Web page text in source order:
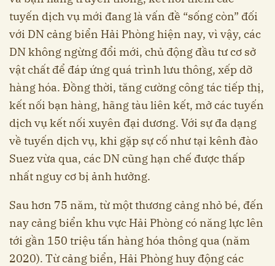
tuyến dịch vụ mới đang là vấn đề “sống còn” đối
với DN cảng biển Hải Phòng hiện nay, vì vậy, các
DN không ngừng đổi mới, chủ động đầu tư cơ sở
vật chất để đáp ứng quá trình lưu thông, xếp dỡ
hàng hóa. Đồng thời, tăng cường công tác tiếp thị,
kết nối bạn hàng, hãng tàu liên kết, mở các tuyến
dịch vụ kết nối xuyên đại dương. Với sự đa dạng
về tuyến dịch vụ, khi gặp sự cố như tại kênh đào
Suez vừa qua, các DN cũng hạn chế được thấp
nhất nguy cơ bị ảnh hưởng.
Sau hơn 75 năm, từ một thương cảng nhỏ bé, đến
nay cảng biển khu vực Hải Phòng có năng lực lên
tới gần 150 triệu tấn hàng hóa thông qua (năm
2020). Từ cảng biển, Hải Phòng huy động các